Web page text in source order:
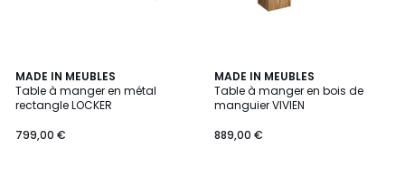
MADE IN MEUBLES
Table à manger en métal
rectangle LOCKER
799,00 €
MADE IN MEUBLES
Table à manger en bois de
manguier VIVIEN
889,00 €